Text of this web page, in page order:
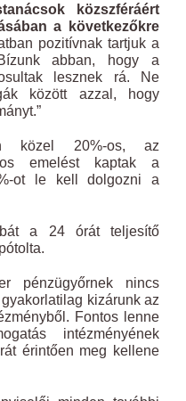
közszféráért
a következőkre
pozitívnak tartjuk a
abban, hogy a
lesznek rá. Ne
között azzal, hogy
közel 20%-os, az
os emelést kaptak a
ot le kell dolgozni a
a 24 órát teljesítő
pénzügyőrnek nincs
kizárunk az
Fontos lenne
intézményének
érintően meg kellene